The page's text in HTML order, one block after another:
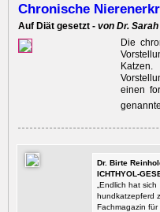
Chronische
Auf Diät gesetzt - von Dr.
Die
einen
Dr. Birte
ICHTHYOL-
„Endlich hat sich
hundkatzepferd
Fachmagazin für